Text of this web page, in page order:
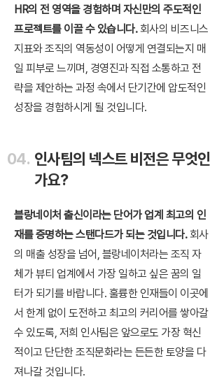
HR의 전 영역을 경험하며 자신만의 주도적인
프로젝트를 이끌 수 있습니다.회사의 비즈니스
지표와 조직의 역동성이 어떻게 연결되는지 매
일 피부로 느끼며, 경영진과 직접 소통하고 전
략을 제안하는 과정 속에서 단기간에 압도적인
성장을 경험하시게 될 것입니다.
04. 인사팀의 넥스트 비전은 무엇인
가요?
블랑네이처 출신이라는 단어가 업계 최고의 인
재를 증명하는 스탠다드가 되는 것입니다.회사
의 매출 성장을 넘어, 블랑네이처라는 조직 자
체가 뷰티 업계에서 가장 일하고 싶은 꿈의 일
터가 되기를 바랍니다. 훌륭한 인재들이 이곳에
서 한계 없이 도전하고 최고의 커리어를 쌓아갈
수 있도록, 저희 인사팀은 앞으로도 가장 혁신
적이고 단단한 조직문화라는 든든한 토양을 다
져나갈 것입니다.